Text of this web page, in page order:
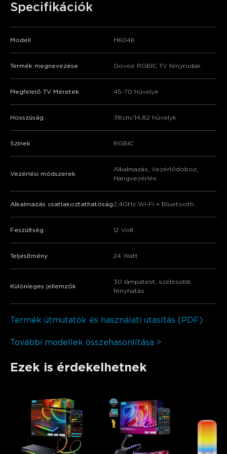
Specifikációk
Modell H6046
Termék megnevezése Govee RGBIC TV fényrúdak
Megfelelő TV Méretek 45-70 hüvelyk
Hosszúság 38cm/14,82 hüvelyk
Színek RGBIC
Vezérlési módszerek
Alkalmazás, Vezérlődoboz,
Hangvezérlés
Alkalmazás csatlakoztathatóság2,4GHz Wi-Fi + Bluetooth
Feszültség 12 Volt
Teljesítmény 24 Watt
Különleges jellemzők
30 lámpatest, szélesebb
fényhatás
Termék útmutatók és használati utasítás (PDF)
További modellek összehasonlítása >
Ezek is érdekelhetnek